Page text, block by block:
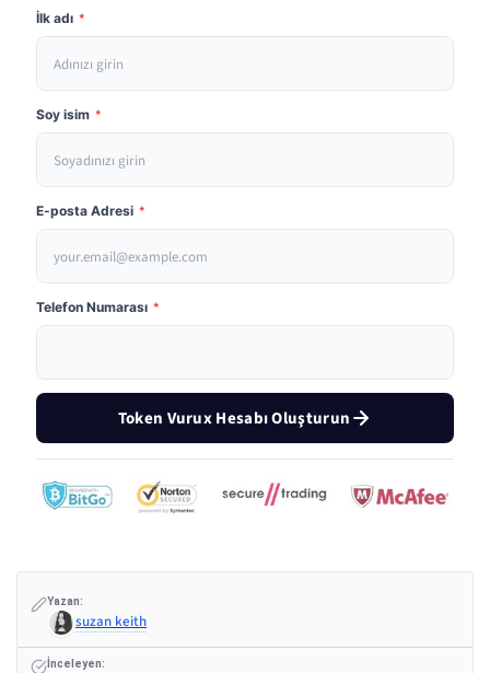
İlk adı *
Soy isim *
E-posta Adresi *
Telefon Numarası *
Token Vurux Hesabı Oluşturun
Yazan:
suzan keith
İnceleyen: